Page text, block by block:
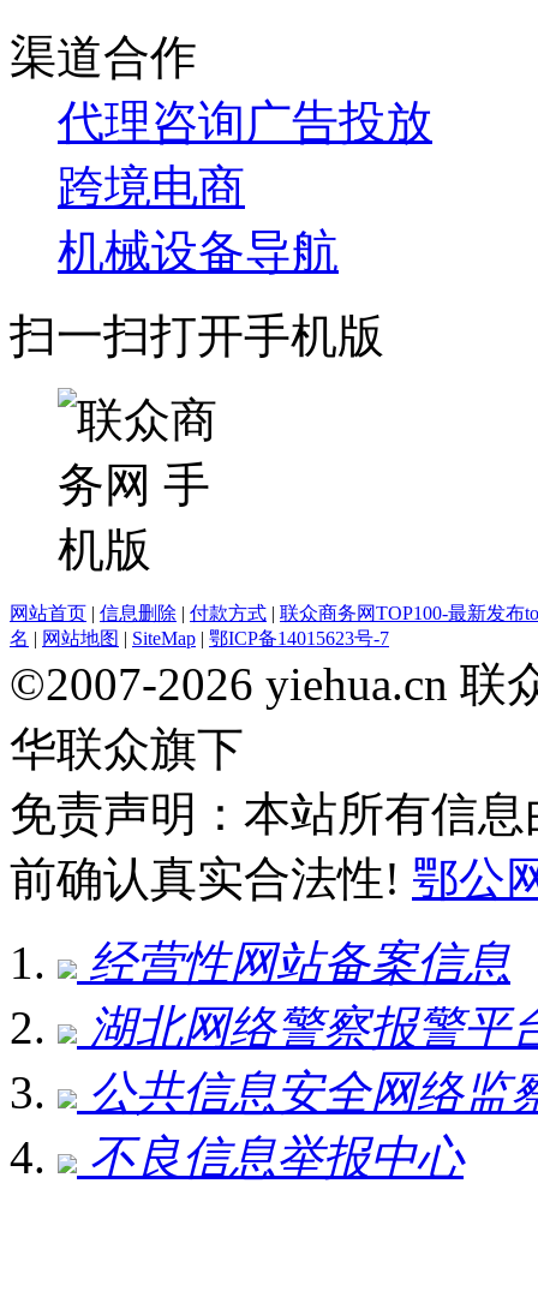
渠道合作
代理咨询广告投放
跨境电商
机械设备导航
扫一扫打开手机版
网站首页 | 信息删除 | 付款方式 | 联众商务网TOP100-最新发布
名 | 网站地图 | SiteMap | 鄂ICP备14015623号-7
©2007-2026 yiehua.cn
华联众旗下
免责声明：本站所有信
前确认真实合法性! 鄂公
经营性网站备案信息
湖北网络警察报警平
公共信息安全网络监
不良信息举报中心